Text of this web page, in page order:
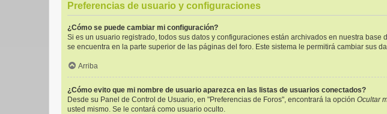
Preferencias de usuario y configuraciones
¿Cómo se puede cambiar mi configuración?
Si es un usuario registrado, todos sus datos y configuraciones están archivados en nuestra
se encuentra en la parte superior de las páginas del foro. Este sistema le permitirá cambiar sus
Arriba
¿Cómo evito que mi nombre de usuario aparezca en las listas de usuarios conectados?
Desde su Panel de Control de Usuario, en "Preferencias de Foros", encontrará la opción Ocultar
usted mismo. Se le contará como usuario oculto.